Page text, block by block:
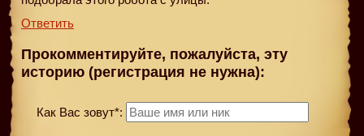
Ответить
Прокомментируйте, пожалуйста, эту
историю (регистрация не нужна):
Как Вас зовут*: